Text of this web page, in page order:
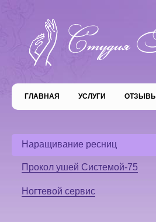
ГЛАВНАЯ УСЛУГИ ОТЗЫВЫ
Наращивание ресниц
Прокол ушей Системой-75
Ногтевой сервис